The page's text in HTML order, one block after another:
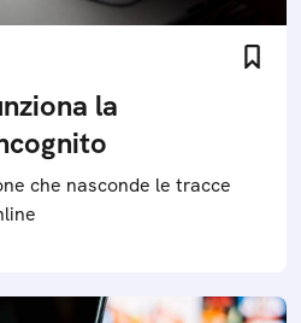
la
che nasconde le tracce